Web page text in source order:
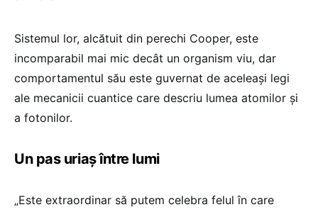
Sistemul lor, alcătuit din perechi Cooper, este
incomparabil mai mic decât un organism viu, dar
comportamentul său este guvernat de aceleași legi
ale mecanicii cuantice care descriu lumea atomilor și
a fotonilor.
Un pas uriaș între lumi
„Este extraordinar să putem celebra felul în care